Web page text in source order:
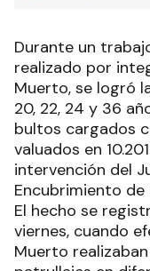
Durante un
realizado por
Muerto, se logró
20, 22, 24 y 36
bultos cargados
valuados en
intervención del
Encubrimiento
El hecho se
viernes, cuando
Muerto